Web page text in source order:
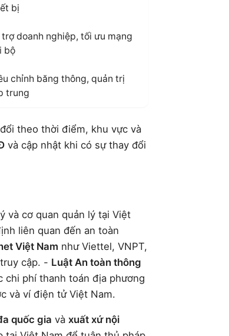
bị
trợ doanh nghiệp, tối ưu mạng
bộ
chỉnh băng thông, quản trị
trung
theo thời điểm, khu vực và
và cập nhật khi có sự thay đổi
và cơ quan quản lý tại Việt
liên quan đến an toàn
Việt Nam như Viettel, VNPT,
cập. - Luật An toàn thông
chi phí thanh toán địa phương
và ví điện tử Việt Nam.
quốc gia và xuất xứ nội